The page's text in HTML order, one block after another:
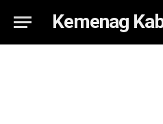
Kemenag